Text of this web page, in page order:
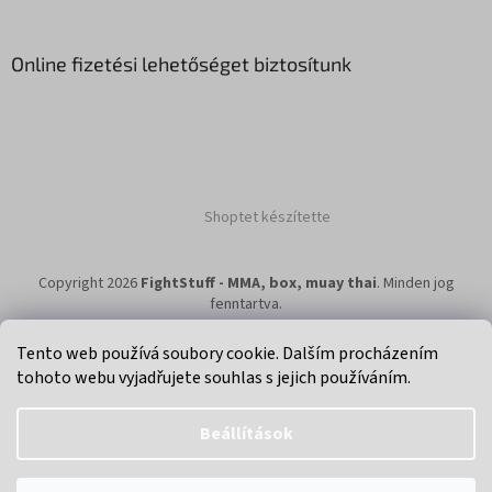
Tento web používá soubory cookie. Dalším procházením
tohoto webu vyjadřujete souhlas s jejich používáním.
Beállítások
Online fizetési lehetőséget biztosítunk
Shoptet készítette
Copyright 2026 FightStuff - MMA, box, muay thai. Minden jog
fenntartva.
Klikni na super eshop pro cyklisty a bikery.